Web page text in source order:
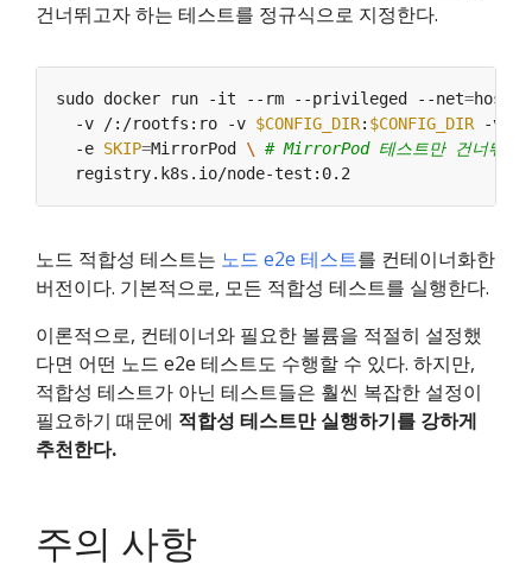
건너뛰고자 하는 테스트를 정규식으로 지정한다.
sudo docker run -it --rm --privileged --net=host
  -v /:/rootfs:ro -v
$CONFIG_DIR: $CONFIG_DIR -v
  -e
SKIP=MirrorPod \ # MirrorPod 테스트만 건너뛰고
노드 적합성 테스트는 노드 e2e 테스트를 컨테이너화한
버전이다. 기본적으로, 모든 적합성 테스트를 실행한다.
이론적으로, 컨테이너와 필요한 볼륨을 적절히 설정했
다면 어떤 노드 e2e 테스트도 수행할 수 있다. 하지만,
적합성 테스트가 아닌 테스트들은 훨씬 복잡한 설정이
필요하기 때문에 적합성 테스트만 실행하기를 강하게
추천한다.
주의 사항